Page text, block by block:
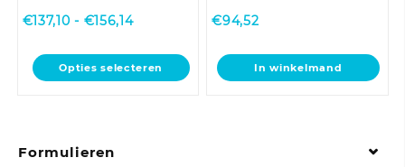
€137,10 - €156,14Prijsklasse:
tot
€156,14
Opties selecteren
Dit
product
Deze
€94,52
In winkelmand
Formulieren